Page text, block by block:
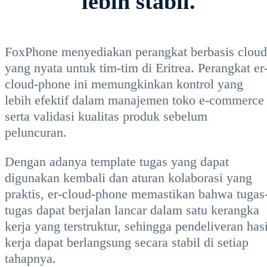
FoxPhone menyediakan perangkat berbasis cloud
yang nyata untuk tim-tim di Eritrea. Perangkat
cloud-phone ini memungkinkan kontrol yang
lebih efektif dalam manajemen toko e-commerce
serta validasi kualitas produk sebelum
peluncuran.
Dengan adanya template tugas yang dapat
digunakan kembali dan aturan kolaborasi yang
praktis, er-cloud-phone memastikan bahwa
tugas dapat berjalan lancar dalam satu kerangka
kerja yang terstruktur, sehingga pendeliveran
kerja dapat berlangsung secara stabil di setiap
tahapnya.